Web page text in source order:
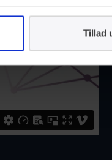
Tillad